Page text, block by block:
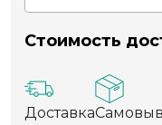
Стоимость
Доставка